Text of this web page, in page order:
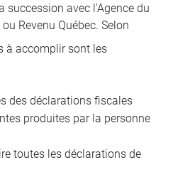
avec l’Agence du
Revenu Québec. Selon
à accomplir sont les
des déclarations fiscales
produites par la personne
toutes les déclarations de